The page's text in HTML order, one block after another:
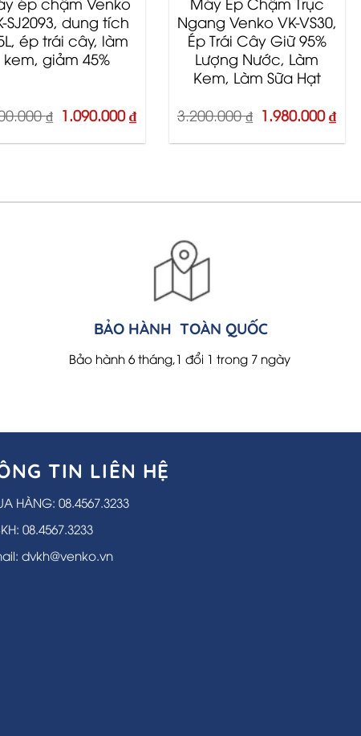
SJ2093, dung tích
ép trái cây, làm
kem, giảm 45%
₫ Original
price
was:
1.090.000₫Current
price
is:
Ngang Venko VK-VS30,
Ép Trái Cây Giữ 95%
Lượng Nước, Làm
Kem, Làm Sữa Hạt
3.200.000₫ Original
price
was:
1.980.000₫
is:
BẢO HÀNH TOÀN QUỐC
Bảo hành 6 tháng,1 đổi 1 trong 7 ngày
TIN LIÊN HỆ
HÀNG: 08.4567.3233
08.4567.3233
dvkh@venko.vn